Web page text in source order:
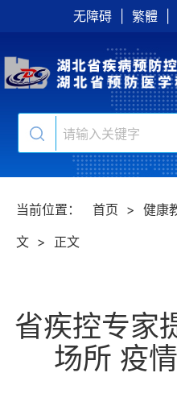
无障碍 繁體
当前位置： 首页 > 健康
文 > 正文
省疾控专家
场所 疫